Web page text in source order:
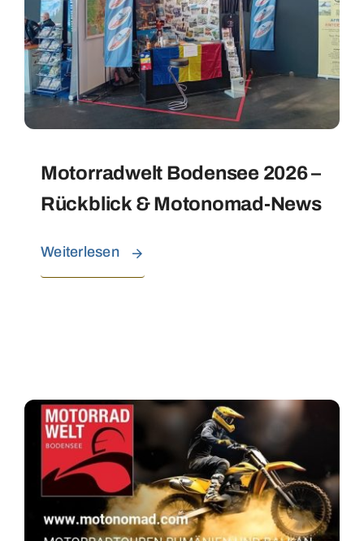
Motorradwelt Bodensee 2026 –
Rückblick & Motonomad-News
Weiterlesen